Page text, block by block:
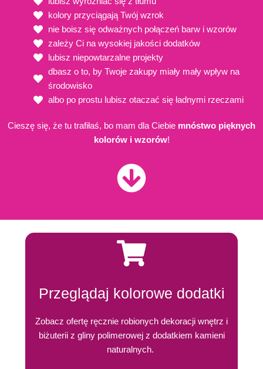
kolory przyciągają Twój wzrok
nie boisz się odważnych połączeń barw i wzorów
zależy Ci na wysokiej jakości dodatków
lubisz niepowtarzalne projekty
dbasz o to, by Twoje zakupy miały mały wpływ na
środowisko
albo po prostu lubisz otaczać się ładnymi rzeczami
Cieszę się, że tu trafiłaś, bo mam dla Ciebie mnóstwo pięknych
kolorów i wzorów!
Przeglądaj kolorowe dodatki
Zobacz ofertę ręcznie robionych dekoracji wnętrz i
biżuterii z gliny polimerowej z dodatkiem kamieni
naturalnych.